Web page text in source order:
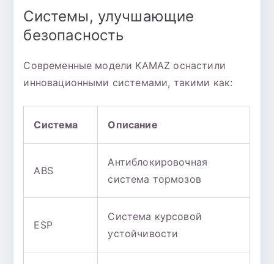
Системы, улучшающие
безопасность
Современные модели KAMAZ оснастили
инновационными системами, такими как:
Система Описание
ABS
Антиблокировочная
система тормозов
ESP
Система курсовой
устойчивости